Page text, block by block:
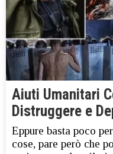
Aiuti Umanitari
Distruggere e
Eppure basta poco
cose, pare però che